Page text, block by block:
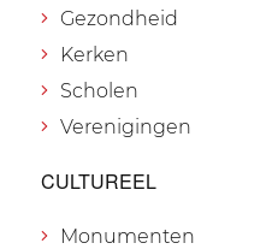
Gezondheid
Kerken
Scholen
Verenigingen
CULTUREEL
Monumenten